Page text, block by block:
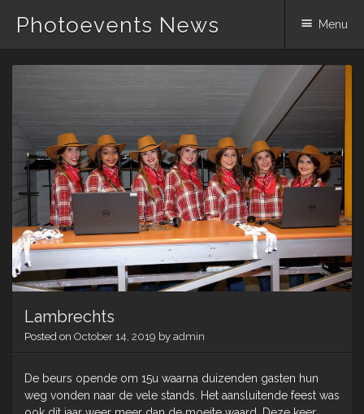
Photoevents News Menu
Lambrechts
Posted on October 14, 2019 by admin
De beurs opende om 15u waarna duizenden gasten hun
weg vonden naar de vele stands. Het aansluitende feest was